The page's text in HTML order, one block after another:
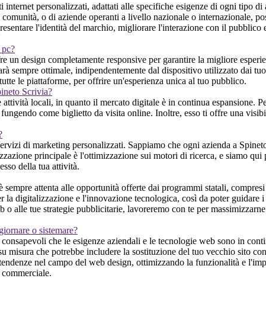
personalizzati, adattati alle specifiche esigenze di ogni tipo
o di aziende operanti a livello nazionale o internazionale,
l'identità del marchio, migliorare l'interazione con il
design completamente responsive per garantire la migliore
sempre ottimale, indipendentemente dal dispositivo utilizzato dai
le piattaforme, per offrire un'esperienza unica al tuo pubblico.
Scrivia?
locali, in quanto il mercato digitale è in continua espansione.
come biglietto da visita online. Inoltre, esso ti offre una
di marketing personalizzati. Sappiamo che ogni azienda a
principale è l'ottimizzazione sui motori di ricerca, e siamo
della tua attività.
attenta alle opportunità offerte dai programmi statali,
digitalizzazione e l'innovazione tecnologica, così da poter
alle tue strategie pubblicitarie, lavoreremo con te per
o sistemare?
che le esigenze aziendali e le tecnologie web sono in
misura che potrebbe includere la sostituzione del tuo vecchio sito
nel campo del web design, ottimizzando la funzionalità e